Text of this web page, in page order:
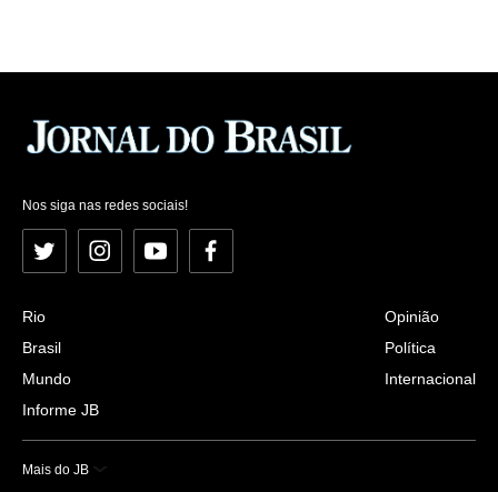
Nos siga nas redes sociais!
Twitter InstagramYouTubeFacebook
Rio
Brasil
Mundo
Informe JB
Opinião
Política
Internacional
Mais do JB